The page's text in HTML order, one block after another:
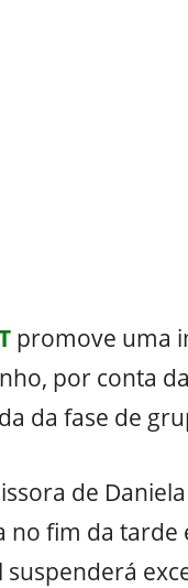
promove uma
por conta
da fase de
de
no fim da
suspenderá